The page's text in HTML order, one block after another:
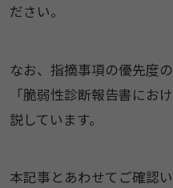
ださい。
なお、指摘事項の優先度
「脆弱性診断報告書にお
説しています。
本記事とあわせてご確認